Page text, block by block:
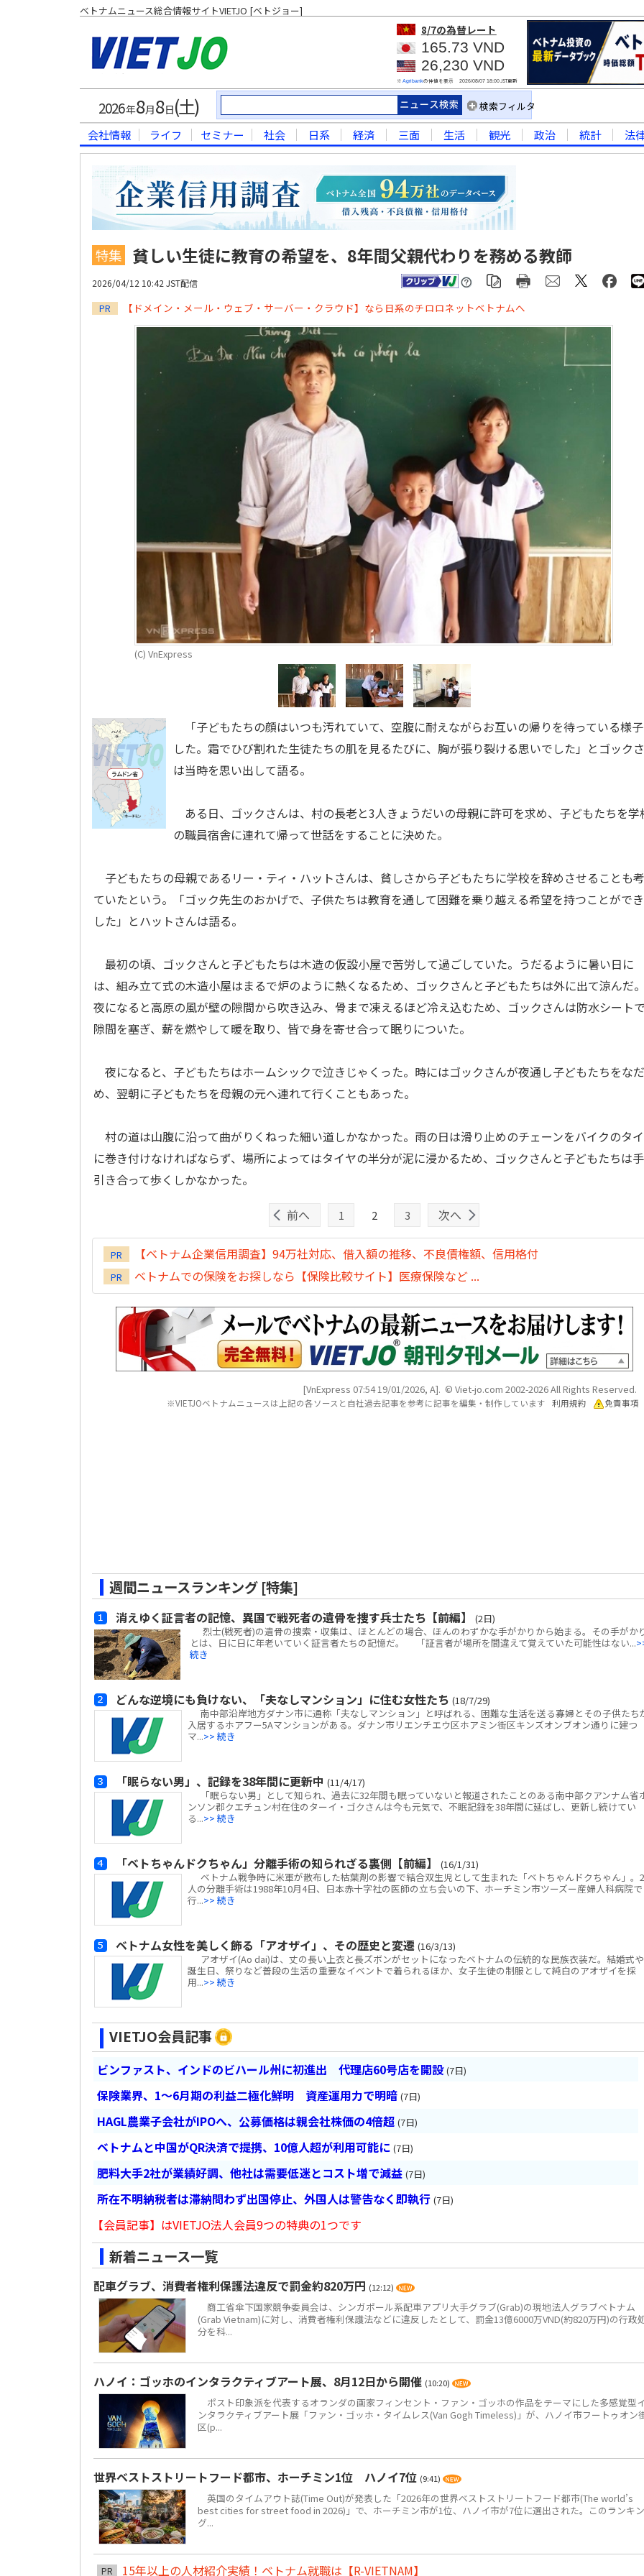
ベトナムニュース総合情報サイトVIETJO [ベトジョー]
8/7の為替レート
165.73 VND
26,230 VND
※ Agribankの仲値を表示 2026/08/07 18:00JST更新
2026年8月8日(土) 検索フィルタ
会社情報 ライフ セミナー 社会 日系 経済 三面 生活 観光 政治 統計 法
特集 貧しい生徒に教育の希望を、8年間父親代わりを務める教師
2026/04/12 10:42 JST配信
PR 【ドメイン・メール・ウェブ・サーバー・クラウド】なら日系のチロロネットベトナムへ
(C) VnExpress
「子どもたちの顔はいつも汚れていて、空腹に耐えながらお互いの帰りを待っている様
した。霜でひび割れた生徒たちの肌を見るたびに、胸が張り裂ける思いでした」とゴック
は当時を思い出して語る。
ある日、ゴックさんは、村の長老と3人きょうだいの母親に許可を求め、子どもたちを学
の職員宿舎に連れて帰って世話をすることに決めた。
子どもたちの母親であるリー・ティ・ハットさんは、貧しさから子どもたちに学校を辞めさせることも
ていたという。「ゴック先生のおかげで、子供たちは教育を通して困難を乗り越える希望を持つことがで
した」とハットさんは語る。
最初の頃、ゴックさんと子どもたちは木造の仮設小屋で苦労して過ごしていた。うだるように暑い日に
は、組み立て式の木造小屋はまるで炉のように熱くなるため、ゴックさんと子どもたちは外に出て涼んだ。
夜になると高原の風が壁の隙間から吹き込み、骨まで凍えるほど冷え込むため、ゴックさんは防水シートで
隙間を塞ぎ、薪を燃やして暖を取り、皆で身を寄せ合って眠りについた。
夜になると、子どもたちはホームシックで泣きじゃくった。時にはゴックさんが夜通し子どもたちをなだ
め、翌朝に子どもたちを母親の元へ連れて行くこともあった。
村の道は山腹に沿って曲がりくねった細い道しかなかった。雨の日は滑り止めのチェーンをバイクのタ
に巻き付けなければならず、場所によってはタイヤの半分が泥に浸かるため、ゴックさんと子どもたちは
引き合って歩くしかなかった。
前へ 1 2 3 次へ
PR 【ベトナム企業信用調査】94万社対応、借入額の推移、不良債権額、信用格付
PR ベトナムでの保険をお探しなら【保険比較サイト】医療保険など ...
[VnExpress 07:54 19/01/2026, A]. © Viet-jo.com 2002-2026 All Rights Reserved.
※VIETJOベトナムニュースは上記の各ソースと自社過去記事を参考に記事を編集・制作しています 利用規約 免責事項
週間ニュースランキング [特集]
消えゆく証言者の記憶、異国で戦死者の遺骨を捜す兵士たち【前編】
(2日)
烈士(戦死者)の遺骨の捜索・収集は、ほとんどの場合、ほんのわずかな手がかりから始まる。その手がか
とは、日に日に年老いていく証言者たちの記憶だ。 「証言者が場所を間違えて覚えていた可能性はない...
続き
どんな逆境にも負けない、「夫なしマンション」に住む女性たち (18/7/29)
南中部沿岸地方ダナン市に通称「夫なしマンション」と呼ばれる、困難な生活を送る寡婦とその子供たち
入居するホアフー5Aマンションがある。ダナン市リエンチエウ区ホアミン街区キンズオンブオン通りに建つ
マ...>> 続き
「眠らない男」、記録を38年間に更新中 (11/4/17)
「眠らない男」として知られ、過去に32年間も眠っていないと報道されたことのある南中部クアンナム省
ンソン郡クエチュン村在住のターイ・ゴクさんは今も元気で、不眠記録を38年間に延ばし、更新し続けてい
る...>> 続き
「ベトちゃんドクちゃん」分離手術の知られざる裏側【前編】
(16/1/31)
ベトナム戦争時に米軍が散布した枯葉剤の影響で結合双生児として生まれた「ベトちゃんドクちゃん」。2
人の分離手術は1988年10月4日、日本赤十字社の医師の立ち会いの下、ホーチミン市ツーズー産婦人科病院で
行...>> 続き
ベトナム女性を美しく飾る「アオザイ」、その歴史と変遷 (16/3/13)
アオザイ(Ao dai)は、丈の長い上衣と長ズボンがセットになったベトナムの伝統的な民族衣装だ。結婚式や
誕生日、祭りなど普段の生活の重要なイベントで着られるほか、女子生徒の制服として純白のアオザイを採
用...>> 続き
VIETJO会員記事
ビンファスト、インドのビハール州に初進出 代理店60号店を開設 (7日)
保険業界、1～6月期の利益二極化鮮明 資産運用力で明暗 (7日)
HAGL農業子会社がIPOへ、公募価格は親会社株価の4倍超 (7日)
ベトナムと中国がQR決済で提携、10億人超が利用可能に (7日)
肥料大手2社が業績好調、他社は需要低迷とコスト増で減益 (7日)
所在不明納税者は滞納問わず出国停止、外国人は警告なく即執行 (7日)
【会員記事】はVIETJO法人会員9つの特典の1つです
新着ニュース一覧
配車グラブ、消費者権利保護法違反で罰金約820万円 (12:12)
商工省傘下国家競争委員会は、シンガポール系配車アプリ大手グラブ(Grab)の現地法人グラブベトナム
(Grab Vietnam)に対し、消費者権利保護法などに違反したとして、罰金13億6000万VND(約820万円)の行政
分を科...
ハノイ：ゴッホのインタラクティブアート展、8月12日から開催 (10:20)
ポスト印象派を代表するオランダの画家フィンセント・ファン・ゴッホの作品をテーマにした多感覚型イ
ンタラクティブアート展「ファン・ゴッホ・タイムレス(Van Gogh Timeless)」が、ハノイ市フートゥオン
区(p...
世界ベストストリートフード都市、ホーチミン1位 ハノイ7位 (9:41)
英国のタイムアウト誌(Time Out)が発表した「2026年の世界ベストストリートフード都市(The world’s
best cities for street food in 2026)」で、ホーチミン市が1位、ハノイ市が7位に選出された。このランキン
グ...
PR 15年以上の人材紹介実績！ベトナム就職は【R-VIETNAM】